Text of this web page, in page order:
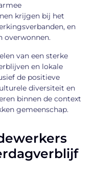
krijgen bij het
en
overwonnen.
van een sterke
en lokale
de positieve
diversiteit en
binnen de context
gemeenschap.